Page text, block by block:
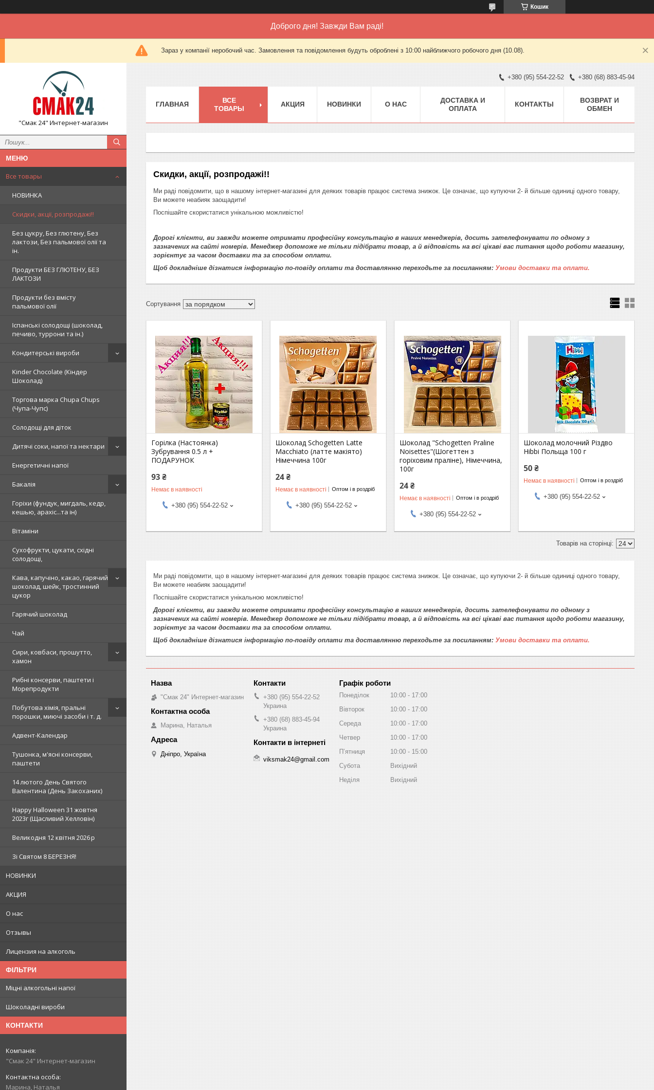
Кошик
Доброго дня! Завжди Вам раді!
Зараз у компанії неробочий час. Замовлення та повідомлення будуть оброблені з 10:00 найближчого робочого дня (10.08).
"Смак 24" Интернет-магазин
Все товары
НОВИНКА
Скидки, акції, розпродажі!!
Без цукру, Без глютену, Без
лактози, Без пальмової олії та
ін.
Продукти БЕЗ ГЛЮТЕНУ, БЕЗ
ЛАКТОЗИ
Продукти без вмісту
пальмової олії
Іспанські солодощі (шоколад,
печиво, туррони та ін.)
Кондитерські вироби
Kinder Chocolate (Кіндер
Шоколад)
Торгова марка Chupa Chups
(Чупа-Чупс)
Солодощі для діток
Дитячі соки, напої та нектари
Енергетичні напої
Бакалія
Горіхи (фундук, мигдаль, кедр,
кешью, арахіс...та ін)
Вітаміни
Сухофрукти, цукати, східні
солодощі,
Кава, капучіно, какао, гарячий
шоколад, шейк, тростинний
цукор
Гарячий шоколад
Чай
Сири, ковбаси, прошутто,
хамон
Рибні консерви, паштети і
Морепродукти
Побутова хімія, пральні
порошки, миючі засоби і т. д.
Адвент-Календар
Тушонка, м'ясні консерви,
паштети
14 лютого День Святого
Валентина (День Закоханих)
Happy Halloween 31 жовтня
2023г (Щасливий Хелловін)
Великодня 12 квітня 2026 р
Зi Святом 8 БЕРЕЗНЯ!
НОВИНКИ
АКЦИЯ
О нас
Отзывы
Лицензия на алкоголь
ФІЛЬТРИ
Міцні алкогольні напої
Шоколадні вироби
КОНТАКТИ
"Смак 24" Интернет-магазин
Марина, Наталья
+380 (95) 554-22-52 +380 (68) 883-45-94
ГЛАВНАЯ
ВСЕ
ТОВАРЫ
АКЦИЯ НОВИНКИ О НАС
ДОСТАВКА И
ОПЛАТА
КОНТАКТЫ
ВОЗВРАТ И
ОБМЕН
Скидки, акції, розпродажі!!
Ми раді повідомити, що в нашому інтернет-магазині для деяких товарів працює система знижок. Це означає, що купуючи 2- й більше одиниці одного товару,
Ви можете неабияк заощадити!
Поспішайте скористатися унікальною можливістю!
Дорогі клієнти, ви завжди можете отримати професійну консультацію в наших менеджерів, досить зателефонувати по одному з
зазначених на сайті номерів. Менеджер допоможе не тільки підібрати товар, а й відповість на всі цікаві вас питання щодо роботи магазину,
зорієнтує за часом доставки та за способом оплати.
Щоб докладніше дізнатися інформацію по-повіду оплати та доставлянню переходьте за посиланням: Умови доставки та оплати.
Горілка (Настоянка)
Зубрування 0.5 л +
ПОДАРУНОК
93 ₴
Немає в наявності
+380 (95) 554-22-52
Шоколад Schogetten Latte
Macchiato (латте макіято)
Німеччина 100г
24 ₴
Немає в наявності Оптом і в роздріб
+380 (95) 554-22-52
Шоколад "Schogetten Praline
Noisettes"(Шогеттен з
горіховим праліне), Німеччина,
100г
24 ₴
Немає в наявності Оптом і в роздріб
+380 (95) 554-22-52
Шоколад молочний Різдво
Hibbi Польща 100 г
50 ₴
Немає в наявності Оптом і в роздріб
+380 (95) 554-22-52
Ми раді повідомити, що в нашому інтернет-магазині для деяких товарів працює система знижок. Це означає, що купуючи 2- й більше одиниці одного товару,
Ви можете неабияк заощадити!
Поспішайте скористатися унікальною можливістю!
Дорогі клієнти, ви завжди можете отримати професійну консультацію в наших менеджерів, досить зателефонувати по одному з
зазначених на сайті номерів. Менеджер допоможе не тільки підібрати товар, а й відповість на всі цікаві вас питання щодо роботи магазину,
зорієнтує за часом доставки та за способом оплати.
Щоб докладніше дізнатися інформацію по-повіду оплати та доставлянню переходьте за посиланням: Умови доставки та оплати.
"Смак 24" Интернет-магазин
Марина, Наталья
Дніпро, Україна
+380 (95) 554-22-52
Украина
+380 (68) 883-45-94
Украина
viksmak24@gmail.com
Графік роботи
Понеділок 10:00
17:00
Вівторок
10:00
17:00
Середа
10:00
17:00
Четвер
10:00
17:00
Пʼятниця
10:00
15:00
Субота
Вихідний
Неділя
Вихідний